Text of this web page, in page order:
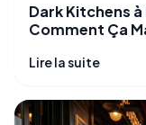
Dark Kitchens
Comment Ça
Lire la suite